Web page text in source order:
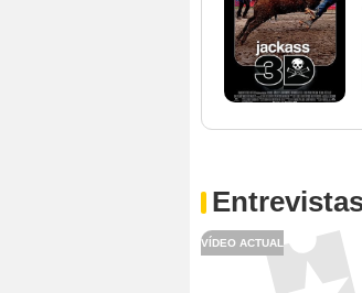
VÍDEO ACTUAL